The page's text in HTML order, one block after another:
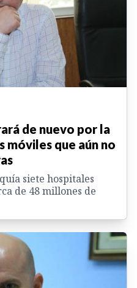
de nuevo por la
móviles que aún no
siete hospitales
de 48 millones de